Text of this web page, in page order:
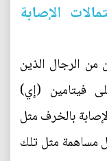
الإصابة
الرجال الذين
فيتامين (إي)
بالخرف مثل
مساهمة مثل تلك